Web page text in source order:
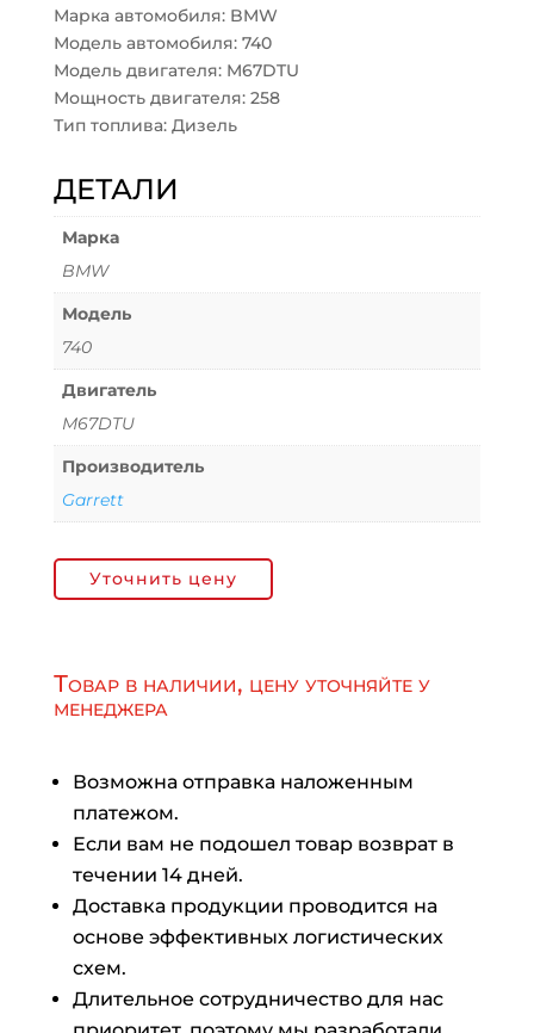
Марка автомобиля: BMW
Модель автомобиля: 740
Модель двигателя: M67DTU
Мощность двигателя: 258
Тип топлива: Дизель
ДЕТАЛИ
Марка
BMW
Модель
740
Двигатель
M67DTU
Производитель
Garrett
Уточнить цену
Товар в наличии, цену уточняйте у
менеджера
Возможна отправка наложенным
платежом.
Если вам не подошел товар возврат в
течении 14 дней.
Доставка продукции проводится на
основе эффективных логистических
схем.
Длительное сотрудничество для нас